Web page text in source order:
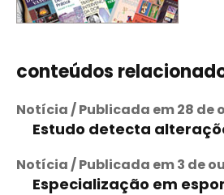
conteúdos
Notícia / Publicada em 28 de
Estudo detecta
Notícia / Publicada em 3 de
Especialização em